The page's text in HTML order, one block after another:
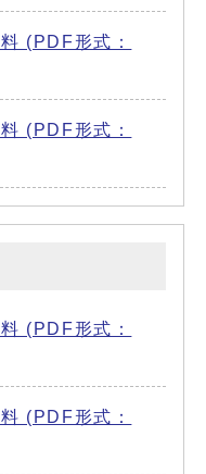
(PDF形式：
(PDF形式：
(PDF形式：
(PDF形式：